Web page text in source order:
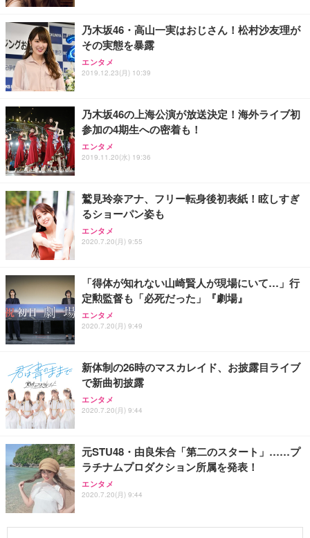
務用 おしゃれ パソコンチェア (ホワイト)
ANDWINT オフィスチェア デスクチェア 肘なし メ
ッシュ 通気性 ランバーサポート付き 腰サポート ガ
ス圧無段階昇降 360度回転 キャスター付き コンパク
【MiniLED/24.5inch/280Hz/FHD】GRAPHT THE S
HOOTER Gaming Monitor 24” Essential ゲーミン
グモニター QD 24.5インチ 1ms FHD 量子ドット 残
アイリスオーヤマ ペットシーツ 超厚型 お徳用 レギ
ュラー 200枚入【Amazon.co.jp限定】
乃木坂46・高山一実はおじさん！松村沙友理が
その実態を暴露
エンタメ
2019.12.23(月) 10:39
乃木坂46の上海公演が放送決定！海外ライブ初
参加の4期生への密着も！
エンタメ
2019.11.20(水) 19:36
鷲見玲奈アナ、フリー転身後初表紙！眩しすぎ
るショーパン姿も
エンタメ
2020.7.20(月) 9:55
「得体が知れない山崎賢人が現場にいて…」行
定勲監督も「必死だった」『劇場』
エンタメ
2020.7.20(月) 9:49
新体制の26時のマスカレイド、お披露目ライブ
で新曲初披露
エンタメ
2020.7.20(月) 9:44
元STU48・由良朱合「第二のスタート」……プ
ラチナムプロダクション所属を発表！
エンタメ
2020.7.20(月) 9:44